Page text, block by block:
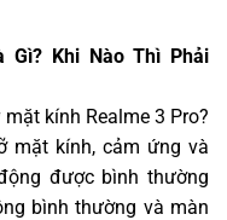
Gì? Khi Nào Thì Phải
kính Realme 3 Pro?
mặt kính, cảm ứng và
được bình thường
bình thường và màn